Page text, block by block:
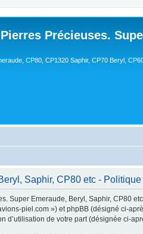
Précieuses.
CP80, CP1320 Saphir, CP70 Beryl,
Saphir, CP80 etc -
Emeraude, Beryl, Saphir, CP80
piel.com ») et phpBB (désigné ci-
d’utilisation de votre part (désignée ci-